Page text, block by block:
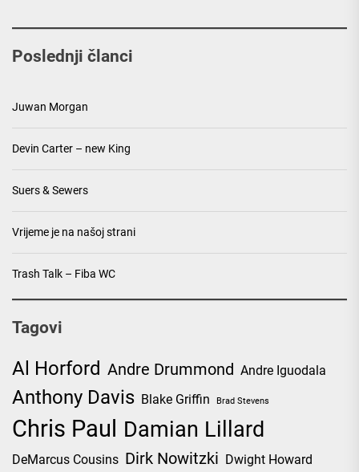
Poslednji članci
Juwan Morgan
Devin Carter – new King
Suers & Sewers
Vrijeme je na našoj strani
Trash Talk – Fiba WC
Tagovi
Al Horford Andre Drummond Andre Iguodala
Anthony Davis Blake Griffin Brad Stevens
Chris Paul Damian Lillard
DeMarcus Cousins Dirk Nowitzki Dwight Howard